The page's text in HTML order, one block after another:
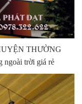
THƯỜNG
ngoài trời giá rẻ